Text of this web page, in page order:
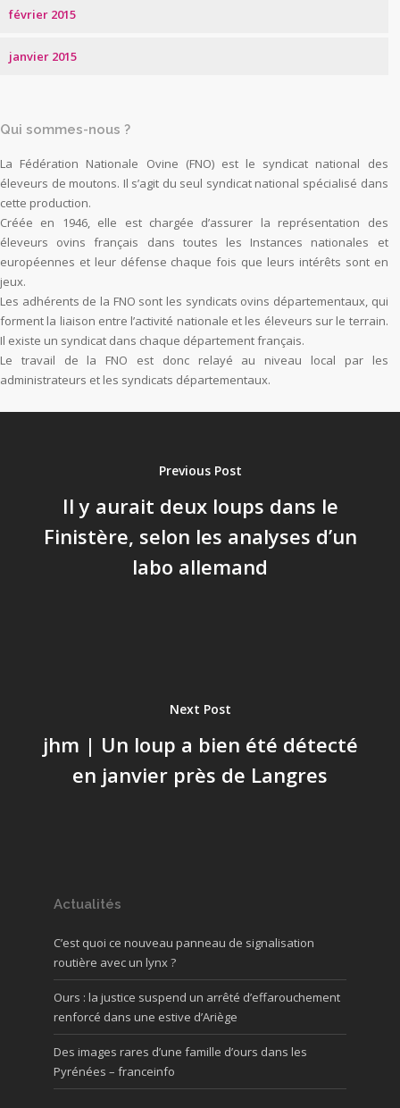
février 2015
janvier 2015
Qui sommes-nous ?
La Fédération Nationale Ovine (FNO) est le syndicat national des
éleveurs de moutons. Il s’agit du seul syndicat national spécialisé dans
cette production.
Créée en 1946, elle est chargée d’assurer la représentation des
éleveurs ovins français dans toutes les Instances nationales et
européennes et leur défense chaque fois que leurs intérêts sont en
jeux.
Les adhérents de la FNO sont les syndicats ovins départementaux, qui
forment la liaison entre l’activité nationale et les éleveurs sur le terrain.
Il existe un syndicat dans chaque département français.
Le travail de la FNO est donc relayé au niveau local par les
administrateurs et les syndicats départementaux.
Previous Post
Il y aurait deux loups dans le
Finistère, selon les analyses d’un
labo allemand
Next Post
jhm | Un loup a bien été détecté
en janvier près de Langres
Actualités
C’est quoi ce nouveau panneau de signalisation
routière avec un lynx ?
Ours : la justice suspend un arrêté d’effarouchement
renforcé dans une estive d’Ariège
Des images rares d’une famille d’ours dans les
Pyrénées – franceinfo